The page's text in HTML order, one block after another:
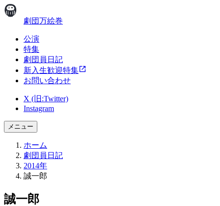
劇団万絵巻
公演
特集
劇団員日記
新入生歓迎特集
お問い合わせ
X (旧:Twitter)
Instagram
メニュー
ホーム
劇団員日記
2014年
誠一郎
誠一郎